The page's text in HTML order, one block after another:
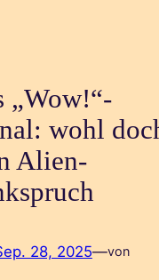
„Wow!“-
wohl
Alien-
28, 2025—von